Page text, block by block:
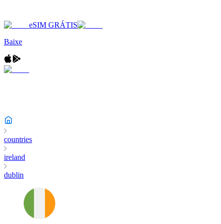
eSIM GRÁTIS
Baixe
countries
ireland
dublin